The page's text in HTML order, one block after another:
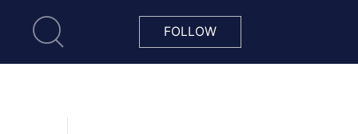
FOLLOW